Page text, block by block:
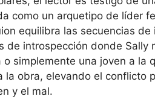
como un arquetipo de líder
equilibra las secuencias
de introspección donde Sally
simplemente una joven a la
la obra, elevando el conflicto
y el mal.